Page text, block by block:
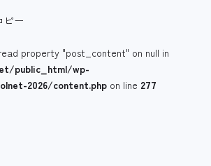
ピー
property "post_content" on null in
public_html/wp-
2026/content.php on line 277